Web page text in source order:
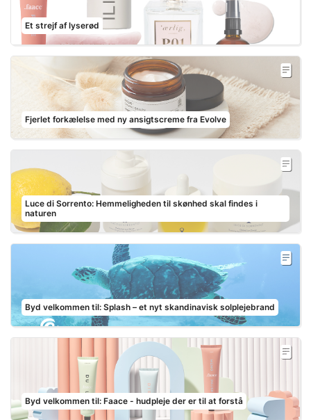
Et strejf af lyserød
Fjerlet forkælelse med ny ansigtscreme fra Evolve
Luce di Sorrento: Hemmeligheden til skønhed skal findes i
naturen
Byd velkommen til: Splash – et nyt skandinavisk solplejebrand
Byd velkommen til: Faace - hudpleje der er til at forstå